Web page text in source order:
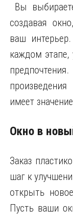
Вы
создавая
ваш
каждом
имеет
Окно в
Заказ
шаг к
открыть
Пусть ваши